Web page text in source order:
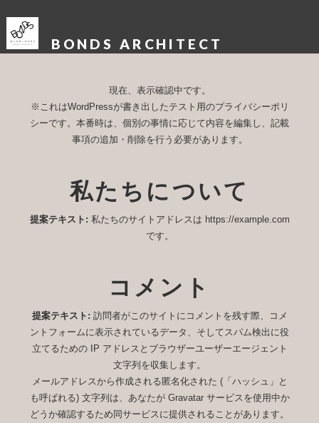
BONDS ARCHITECT
現在、表示確認中です。
※これはWordPressが書き出したテスト用のプライバシーポリ
シーです。本番時は、個別の事情に応じて内容を編集し、記載
事項の追加・削除を行う必要があります。
私たちについて
提案テキスト: 私たちのサイトアドレスは https://example.com
です。
コメント
提案テキスト: 訪問者がこのサイトにコメントを残す際、コメ
ントフォームに表示されているデータ、そしてスパム検出に役
立てるための IP アドレスとブラウザーユーザーエージェント
文字列を収集します。
メールアドレスから作成される匿名化された (「ハッシュ」と
も呼ばれる) 文字列は、あなたが Gravatar サービスを使用中か
どうか確認するため同サービスに提供されることがあります。